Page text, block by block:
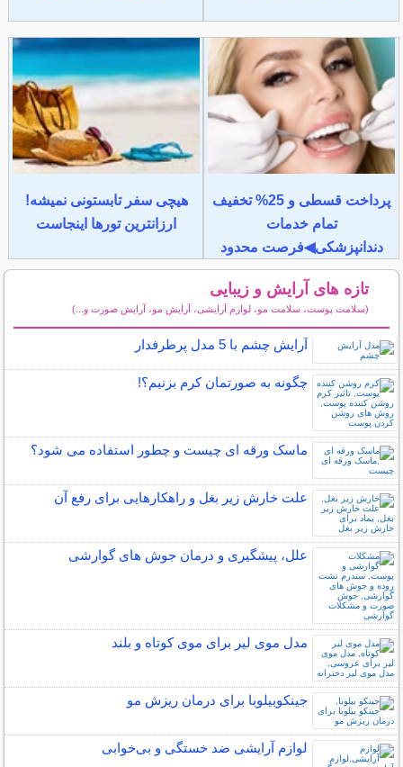
پرداخت قسطی و 25% تخفیف
تمام خدمات
دندانپزشکی◀فرصت محدود
هیچی سفر تابستونی نمیشه!
ارزانترین تورها اینجاست
تازه های آرایش و زیبایی
(سلامت پوست، سلامت مو، لوازم آرایشی، آرایش مو، آرایش صورت و...)
آرایش چشم با 5 مدل پرطرفدار
چگونه به صورتمان کرم بزنیم؟!
ماسک ورقه ای چیست و چطور استفاده می شود؟
علت خارش زیر بغل و راهکارهایی برای رفع آن
علل، پیشگیری و درمان جوش های گوارشی
مدل موی لیر برای موی کوتاه و بلند
جینکوبیلوبا برای درمان ریزش مو
لوازم آرایشی ضد خستگی و بی‌خوابی